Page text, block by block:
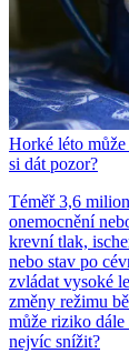
Horké léto
si dát pozor?
Téměř 3,6
onemocnění
krevní tlak,
nebo stav po
zvládat vysoké
změny režimu
může riziko
nejvíc snížit?